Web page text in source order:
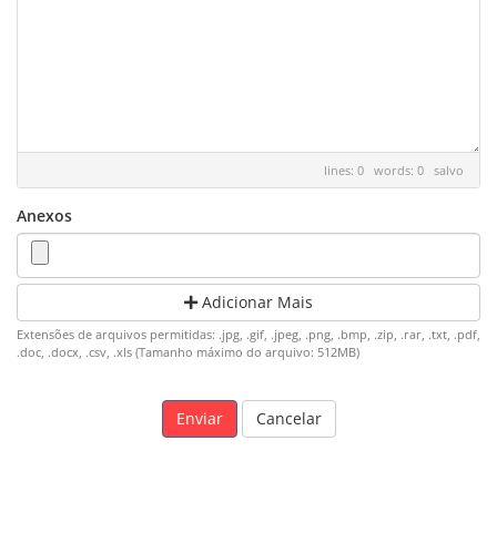
lines: 0 words: 0 salvo
Anexos
Adicionar Mais
Extensões de arquivos permitidas: .jpg, .gif, .jpeg, .png, .bmp, .zip, .rar, .txt, .pdf,
.doc, .docx, .csv, .xls (Tamanho máximo do arquivo: 512MB)
Cancelar